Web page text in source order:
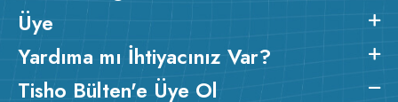
Üye
Yardıma mı İhtiyacınız Var?
Tisho Bülten'e Üye Ol